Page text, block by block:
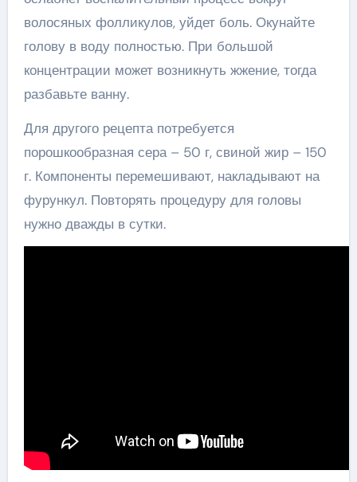
волосяных фолликулов, уйдет боль. Окунайте
голову в воду полностью. При большой
концентрации может возникнуть жжение, тогда
разбавьте ванну.
Для другого рецепта потребуется
порошкообразная сера – 50 г, свиной жир – 150
г. Компоненты перемешивают, накладывают на
фурункул. Повторять процедуру для головы
нужно дважды в сутки.